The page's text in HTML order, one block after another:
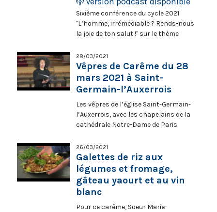
trouve les siennes ! (in L’art de la
prière, aux Éditions de l’Emmanuel).
UNE COPRODUCTION KTO-JDS-LA
PROC.
manifeste l’homme ou la femme. Voilà
qui pose la question de l’affectivité,
ainsi que de la répression que les
sociétés humaines peuvent en faire.
l’amour et à l’amour de Dieu ? Régis
Burnet reçoit le père François Potez
et Benoît de Blanpré, directeur
national de l’AED.
Sixième conférence du cycle 2021
"L’homme, irrémédiable ? Rends-nous
la joie de ton salut !" sur le thème
père Guillaume de Menthière, curé de
Paris et théologien.
28/03/2021
Vêpres de Carême du 28
mars 2021 à Saint-
Germain-l’Auxerrois
Les vêpres de l’église Saint-Germain-
l’Auxerrois, avec les chapelains de la
cathédrale Notre-Dame de Paris.
26/03/2021
Galettes de riz aux
légumes et fromage,
gâteau yaourt et au vin
blanc
Pour ce carême, Soeur Marie-